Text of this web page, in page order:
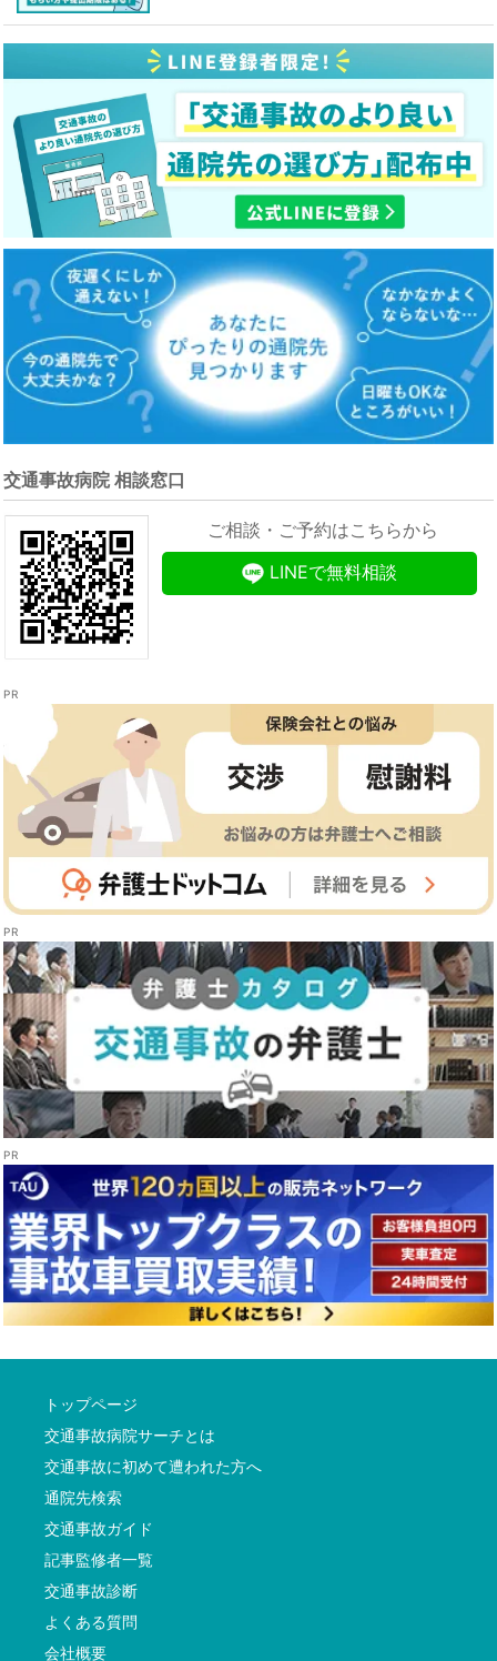
交通事故病院 相談窓口
ご相談・ご予約はこちらから
LINEで無料相談
トップページ
交通事故病院サーチとは
交通事故に初めて遭われた方へ
通院先検索
交通事故ガイド
記事監修者一覧
交通事故診断
よくある質問
会社概要